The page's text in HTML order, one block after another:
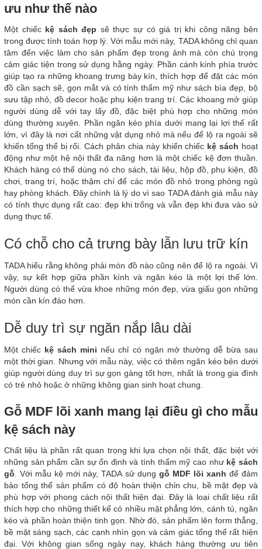
ưu như thế nào
Một chiếc kệ sách đẹp sẽ thực sự có giá trị khi công năng bên
trong được tính toán hợp lý. Với mẫu mới này, TADA không chỉ quan
tâm đến việc làm cho sản phẩm đẹp trong ảnh mà còn chú trọng
cảm giác tiện trong sử dụng hằng ngày. Phần cánh kính phía trước
giúp tạo ra những khoang trưng bày kín, thích hợp để đặt các món
đồ cần sạch sẽ, gọn mắt và có tính thẩm mỹ như sách bìa đẹp, bộ
sưu tập nhỏ, đồ decor hoặc phụ kiện trang trí. Các khoang mở giúp
người dùng dễ với tay lấy đồ, đặc biệt phù hợp cho những món
dùng thường xuyên. Phần ngăn kéo phía dưới mang lại lợi thế rất
lớn, vì đây là nơi cất những vật dụng nhỏ mà nếu để lộ ra ngoài sẽ
khiến tổng thể bị rối. Cách phân chia này khiến chiếc kệ sách hoạt
động như một hệ nội thất đa năng hơn là một chiếc kệ đơn thuần.
Khách hàng có thể dùng nó cho sách, tài liệu, hộp đồ, phụ kiện, đồ
chơi, trang trí, hoặc thậm chí để các món đồ nhỏ trong phòng ngủ
hay phòng khách. Đây chính là lý do vì sao TADA đánh giá mẫu này
có tính thực dụng rất cao: đẹp khi trống và vẫn đẹp khi đưa vào sử
dụng thực tế.
Có chỗ cho cả trưng bày lẫn lưu trữ kín
TADA hiểu rằng không phải món đồ nào cũng nên để lộ ra ngoài. Vì
vậy, sự kết hợp giữa phần kính và ngăn kéo là một lợi thế lớn.
Người dùng có thể vừa khoe những món đẹp, vừa giấu gọn những
món cần kín đáo hơn.
Dễ duy trì sự ngăn nắp lâu dài
Một chiếc kệ sách mini nếu chỉ có ngăn mở thường dễ bừa sau
một thời gian. Nhưng với mẫu này, việc có thêm ngăn kéo bên dưới
giúp người dùng duy trì sự gọn gàng tốt hơn, nhất là trong gia đình
có trẻ nhỏ hoặc ở những không gian sinh hoạt chung.
Gỗ MDF lõi xanh mang lại điều gì cho mẫu
kệ sách này
Chất liệu là phần rất quan trọng khi lựa chọn nội thất, đặc biệt với
những sản phẩm cần sự ổn định và tính thẩm mỹ cao như kệ sách
gỗ . Với mẫu kệ mới này, TADA sử dụng gỗ MDF lõi xanh để đảm
bảo tổng thể sản phẩm có độ hoàn thiện chỉn chu, bề mặt đẹp và
phù hợp với phong cách nội thất hiện đại. Đây là loại chất liệu rất
thích hợp cho những thiết kế có nhiều mặt phẳng lớn, cánh tủ, ngăn
kéo và phần hoàn thiện tinh gọn. Nhờ đó, sản phẩm lên form thẳng,
bề mặt sáng sạch, các cạnh nhìn gọn và cảm giác tổng thể rất hiện
đại. Với không gian sống ngày nay, khách hàng thường ưu tiên